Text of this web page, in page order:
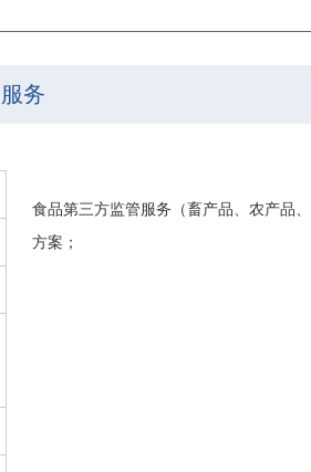
务
食品第三方监管服务（畜产品、农产品
方案；